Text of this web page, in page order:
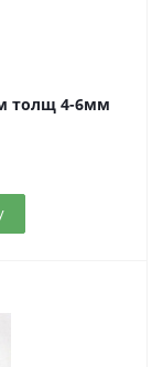
толщ 4-6мм